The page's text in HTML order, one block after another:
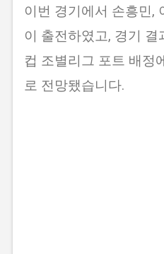
이번 경기에서 손흥민,
이 출전하였고, 경기
컵 조별리그 포트 배정
로 전망됐습니다.